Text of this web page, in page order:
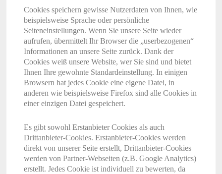
Cookies speichern gewisse Nutzerdaten von Ihnen, wie
beispielsweise Sprache oder persönliche
Seiteneinstellungen. Wenn Sie unsere Seite wieder
aufrufen, übermittelt Ihr Browser die „userbezogenen“
Informationen an unsere Seite zurück. Dank der
Cookies weiß unsere Website, wer Sie sind und bietet
Ihnen Ihre gewohnte Standardeinstellung. In einigen
Browsern hat jedes Cookie eine eigene Datei, in
anderen wie beispielsweise Firefox sind alle Cookies in
einer einzigen Datei gespeichert.
Es gibt sowohl Erstanbieter Cookies als auch
Drittanbieter-Cookies. Erstanbieter-Cookies werden
direkt von unserer Seite erstellt, Drittanbieter-Cookies
werden von Partner-Webseiten (z.B. Google Analytics)
erstellt. Jedes Cookie ist individuell zu bewerten, da